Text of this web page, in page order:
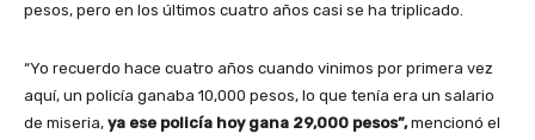
pesos, pero en los últimos cuatro años casi se ha triplicado.
“Yo recuerdo hace cuatro años cuando vinimos por primera vez
aquí, un policía ganaba 10,000 pesos, lo que tenía era un salario
de miseria, ya ese policía hoy gana 29,000 pesos”,mencionó el